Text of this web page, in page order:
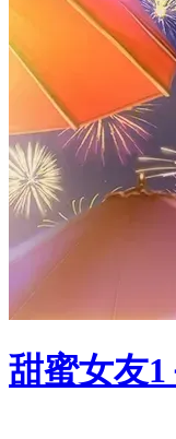
甜蜜女友1